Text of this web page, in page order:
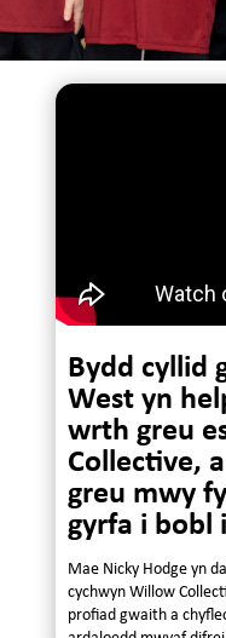
Bydd cyllid
West yn
wrth greu
Collective,
greu mwy
gyrfa i bobl
Mae Nicky Hodge yn
cychwyn Willow
profiad gwaith a